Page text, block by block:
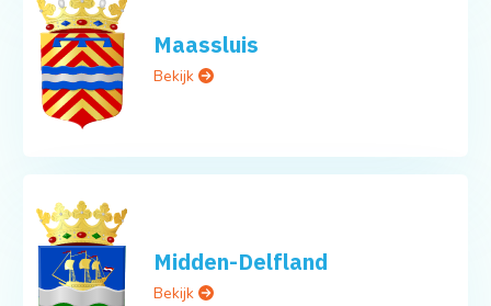
Maassluis
Bekijk
Midden-Delfland
Bekijk